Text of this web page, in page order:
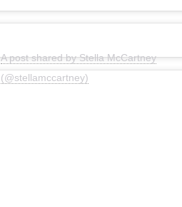
A post shared by Stella McCartney
(@stellamccartney)